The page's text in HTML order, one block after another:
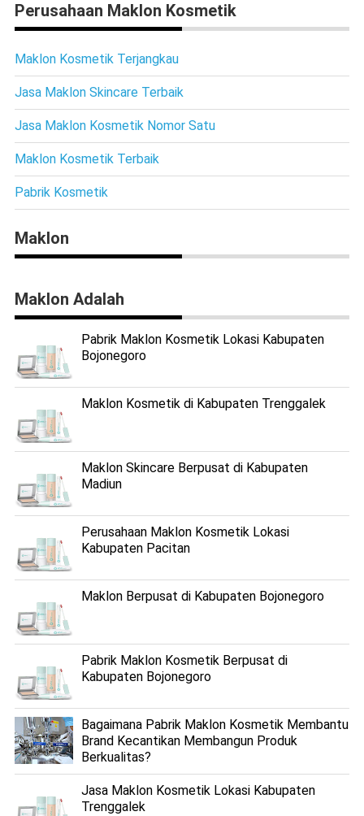
Perusahaan Maklon Kosmetik
Maklon Kosmetik Terjangkau
Jasa Maklon Skincare Terbaik
Jasa Maklon Kosmetik Nomor Satu
Maklon Kosmetik Terbaik
Pabrik Kosmetik
Maklon
Maklon Adalah
Pabrik Maklon Kosmetik Lokasi Kabupaten
Bojonegoro
Maklon Kosmetik di Kabupaten Trenggalek
Maklon Skincare Berpusat di Kabupaten
Madiun
Perusahaan Maklon Kosmetik Lokasi
Kabupaten Pacitan
Maklon Berpusat di Kabupaten Bojonegoro
Pabrik Maklon Kosmetik Berpusat di
Kabupaten Bojonegoro
Bagaimana Pabrik Maklon Kosmetik Membantu
Brand Kecantikan Membangun Produk
Berkualitas?
Jasa Maklon Kosmetik Lokasi Kabupaten
Trenggalek